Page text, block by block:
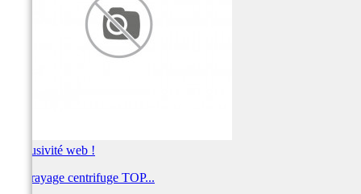
Exclusivité web !
Embrayage centrifuge TOP...